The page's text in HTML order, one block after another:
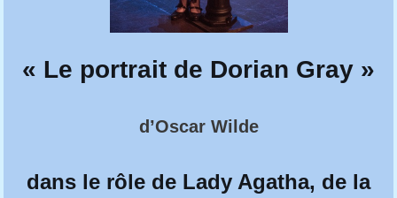
« Le portrait de Dorian Gray »
d’Oscar Wilde
dans le rôle de Lady Agatha, de la